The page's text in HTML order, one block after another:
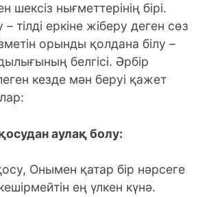
шексіз нығметтерінің бірі.
тілді еркіне жіберу деген сөз
орынды қолдана білу –
белгісі. Әрбір
кезде мән беруі қажет
аулақ болу:
Онымен қатар бір нәрсеге
ең үлкен күнә.